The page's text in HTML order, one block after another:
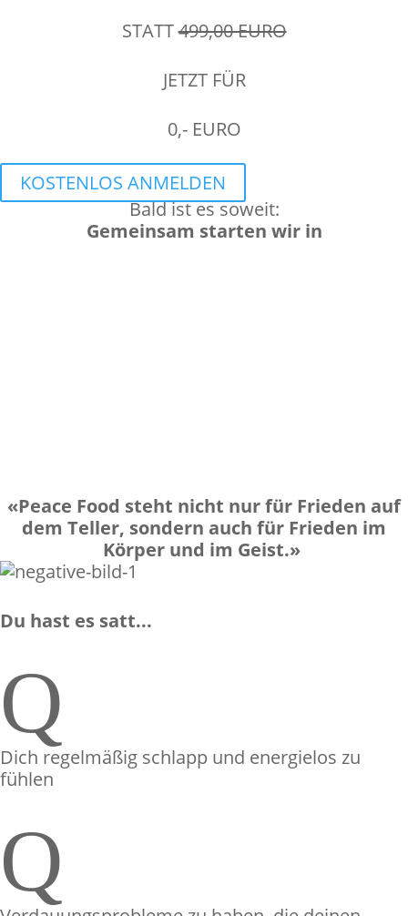
STATT499,00 EURO
JETZT FÜR
0,- EURO
KOSTENLOS ANMELDEN
Bald ist es soweit:
Gemeinsam starten wir in
«Peace Food steht nicht nur für Frieden auf
dem Teller, sondern auch für Frieden im
Körper und im Geist.»
Du hast es satt...
Q
Dich regelmäßig schlapp und energielos zu
fühlen
Q